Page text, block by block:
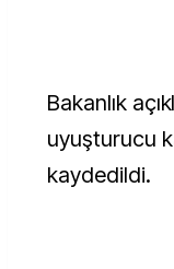
Bakanlık
uyuşturucu
kaydedildi.